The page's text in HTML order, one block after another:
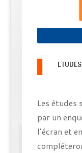
Les études
par un
l’écran et